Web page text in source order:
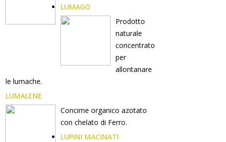
LUMAGO
Prodotto
naturale
concentrato
per
allontanare
le lumache.
LUMALENE
Concime organico azotato
con chelato di Ferro.
LUPINI MACINATI